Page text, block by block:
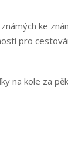
ke
pro
na kole za